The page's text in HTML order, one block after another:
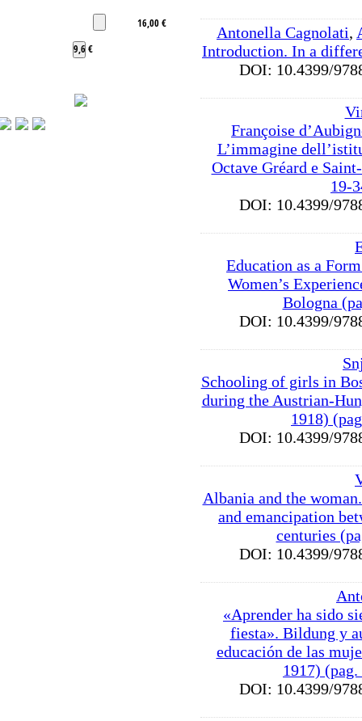
16,00 €
9,6 €
Antonella Cagnolati,
Introduction. In a
DOI: 10.4399/
Françoise
L’immagine
Octave Gréard e
19-
DOI: 10.4399/
Education as a
Women’s
Bologna
DOI: 10.4399/
Schooling of girls in
during the Austrian-
1918)
DOI: 10.4399/
Albania and the
and emancipation
centuries
DOI: 10.4399/
«Aprender ha sido
fiesta». Bildung y
educación de las
1917)
DOI: 10.4399/